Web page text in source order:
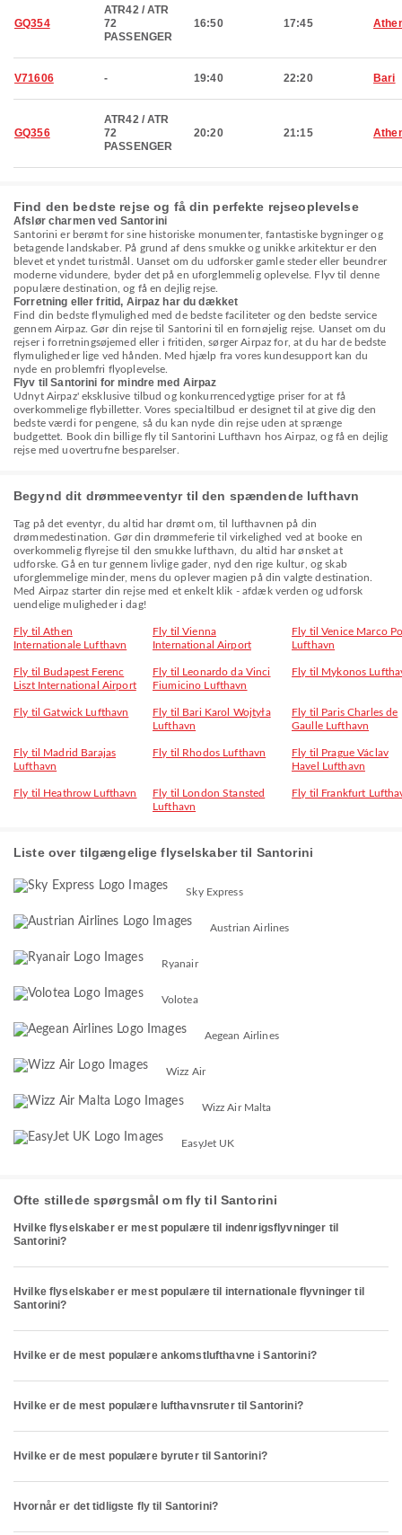
GQ354
ATR42 / ATR
72
PASSENGER
16:50 17:45
V71606 - 19:40 22:20 Bari
GQ356
ATR42 / ATR
72
PASSENGER
20:20 21:15
Find den bedste rejse og få din perfekte rejseoplevelse
Afslør charmen ved Santorini
Santorini er berømt for sine historiske monumenter, fantastiske bygninger og
betagende landskaber. På grund af dens smukke og unikke arkitektur er den
blevet et yndet turistmål. Uanset om du udforsker gamle steder eller beundrer
moderne vidundere, byder det på en uforglemmelig oplevelse. Flyv til denne
populære destination, og få en dejlig rejse.
Forretning eller fritid, Airpaz har du dækket
Find din bedste flymulighed med de bedste faciliteter og den bedste service
gennem Airpaz. Gør din rejse til Santorini til en fornøjelig rejse. Uanset om du
rejser i forretningsøjemed eller i fritiden, sørger Airpaz for, at du har de bedste
flymuligheder lige ved hånden. Med hjælp fra vores kundesupport kan du
nyde en problemfri flyoplevelse.
Flyv til Santorini for mindre med Airpaz
Udnyt Airpaz' eksklusive tilbud og konkurrencedygtige priser for at få
overkommelige flybilletter. Vores specialtilbud er designet til at give dig den
bedste værdi for pengene, så du kan nyde din rejse uden at sprænge
budgettet. Book din billige fly til Santorini Lufthavn hos Airpaz, og få en dejlig
rejse med uovertrufne besparelser.
Begynd dit drømmeeventyr til den spændende lufthavn
Tag på det eventyr, du altid har drømt om, til lufthavnen på din
drømmedestination. Gør din drømmeferie til virkelighed ved at booke en
overkommelig flyrejse til den smukke lufthavn, du altid har ønsket at
udforske. Gå en tur gennem livlige gader, nyd den rige kultur, og skab
uforglemmelige minder, mens du oplever magien på din valgte destination.
Med Airpaz starter din rejse med et enkelt klik - afdæk verden og udforsk
uendelige muligheder i dag!
Fly til Athen
Internationale Lufthavn
Fly til Vienna
International Airport
Fly til Venice Marco
Lufthavn
Fly til Budapest Ferenc
Liszt International Airport
Fly til Leonardo da Vinci
Fiumicino Lufthavn
Fly til Mykonos
Fly til Gatwick Lufthavn
Fly til Bari Karol Wojtyła
Lufthavn
Fly til Paris Charles de
Gaulle Lufthavn
Fly til Madrid Barajas
Lufthavn
Fly til Rhodos Lufthavn
Fly til Prague Václav
Havel Lufthavn
Fly til Heathrow Lufthavn
Fly til London Stansted
Lufthavn
Fly til Frankfurt
Liste over tilgængelige flyselskaber til Santorini
Sky Express
Austrian Airlines
Ryanair
Volotea
Aegean Airlines
Wizz Air
Wizz Air Malta
EasyJet UK
Ofte stillede spørgsmål om fly til Santorini
Hvilke flyselskaber er mest populære til indenrigsflyvninger til
Santorini?
Hvilke flyselskaber er mest populære til internationale flyvninger til
Santorini?
Hvilke er de mest populære ankomstlufthavne i Santorini?
Hvilke er de mest populære lufthavnsruter til Santorini?
Hvilke er de mest populære byruter til Santorini?
Hvornår er det tidligste fly til Santorini?